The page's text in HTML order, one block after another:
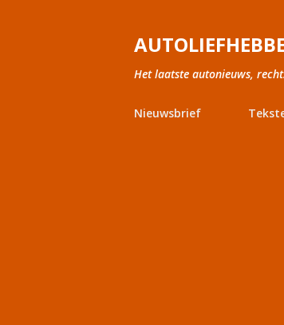
Het laatste autonieuws,
Nieuwsbrief